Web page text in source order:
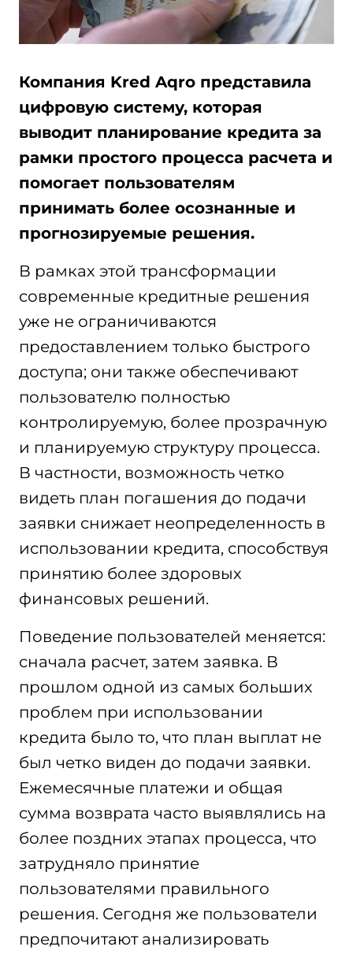
Компания Kred Aqro представила
цифровую систему, которая
выводит планирование кредита за
рамки простого процесса расчета и
помогает пользователям
принимать более осознанные и
прогнозируемые решения.
В рамках этой трансформации
современные кредитные решения
уже не ограничиваются
предоставлением только быстрого
доступа; они также обеспечивают
пользователю полностью
контролируемую, более прозрачную
и планируемую структуру процесса.
В частности, возможность четко
видеть план погашения до подачи
заявки снижает неопределенность в
использовании кредита, способствуя
принятию более здоровых
финансовых решений.
Поведение пользователей меняется:
сначала расчет, затем заявка. В
прошлом одной из самых больших
проблем при использовании
кредита было то, что план выплат не
был четко виден до подачи заявки.
Ежемесячные платежи и общая
сумма возврата часто выявлялись на
более поздних этапах процесса, что
затрудняло принятие
пользователями правильного
решения. Сегодня же пользователи
предпочитают анализировать